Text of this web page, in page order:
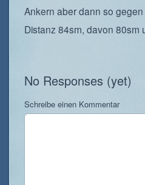
Ankern aber dann so
Distanz 84sm, davon 80sm
No Responses (yet)
Schreibe einen Kommentar